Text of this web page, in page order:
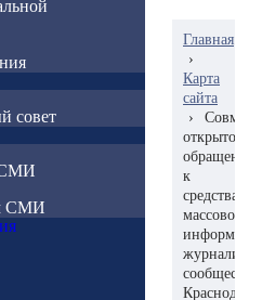
совет
СМИ
СМИ
Главная
›
Карта
сайта
›
открытое
обращение
к
средствам
массовой
сообществу